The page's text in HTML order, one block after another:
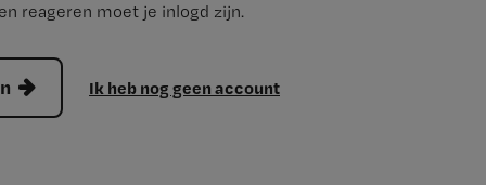
reageren moet je inlogd zijn.
Ik heb nog geen account